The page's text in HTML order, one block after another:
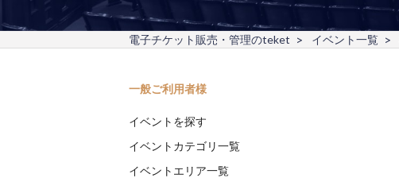
電子チケット販売・管理のteket イベント一覧
一般ご利用者様
イベントを探す
イベントカテゴリ一覧
イベントエリア一覧